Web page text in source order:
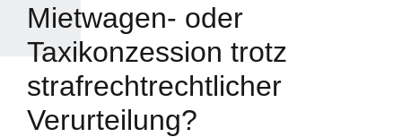
Mietwagen- oder
Taxikonzession trotz
strafrechtrechtlicher
Verurteilung?